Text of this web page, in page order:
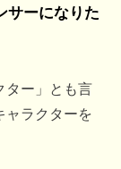
サーになりた
ター」とも言
ャラクターを